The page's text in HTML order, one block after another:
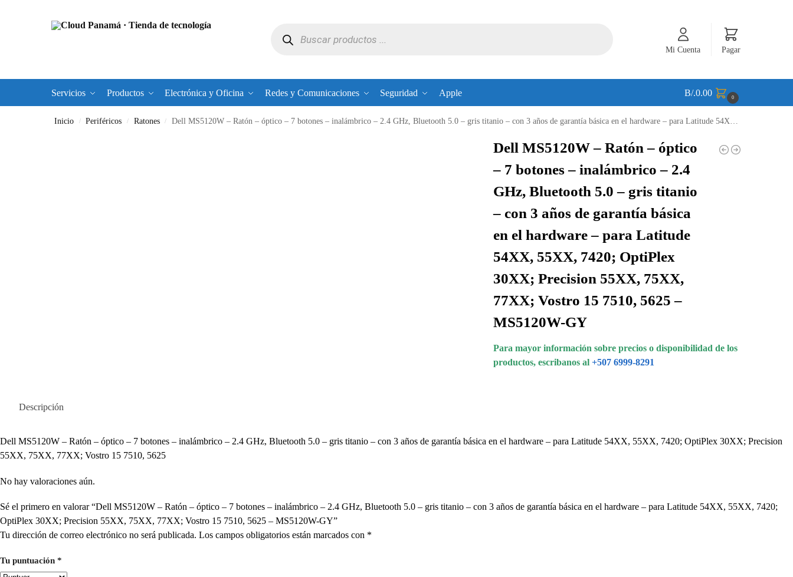
Mi Cuenta Pagar
Servicios Productos Electrónica y Oficina Redes y Comunicaciones Seguridad Apple B/.0.00 0
Inicio / Periféricos / Ratones / Dell MS5120W – Ratón – óptico – 7 botones – inalámbrico – 2.4 GHz, Bluetooth 5.0 – gris titanio – con 3 años de garantía básica en el hardware – para Latitude 54XX, 55XX, 7420; OptiPlex 30XX; Precision 55XX, 75XX, 77XX; Vostro 15 7510, 5625 – MS5120W-GY
Dell MS5120W – Ratón – óptico
– 7 botones – inalámbrico – 2.4
GHz, Bluetooth 5.0 – gris titanio
– con 3 años de garantía básica
en el hardware – para Latitude
54XX, 55XX, 7420; OptiPlex
30XX; Precision 55XX, 75XX,
77XX; Vostro 15 7510, 5625 –
MS5120W-GY
Para mayor información sobre precios o disponibilidad de los
productos, escribanos al +507 6999-8291
Descripción
Dell MS5120W – Ratón – óptico – 7 botones – inalámbrico – 2.4 GHz, Bluetooth 5.0 – gris titanio – con 3 años de garantía básica en el hardware – para Latitude 54XX, 55XX, 7420; OptiPlex 30XX; Precision
55XX, 75XX, 77XX; Vostro 15 7510, 5625
No hay valoraciones aún.
Sé el primero en valorar “Dell MS5120W – Ratón – óptico – 7 botones – inalámbrico – 2.4 GHz, Bluetooth 5.0 – gris titanio – con 3 años de garantía básica en el hardware – para Latitude 54XX, 55XX, 7420;
OptiPlex 30XX; Precision 55XX, 75XX, 77XX; Vostro 15 7510, 5625 – MS5120W-GY”
Tu dirección de correo electrónico no será publicada. Los campos obligatorios están marcados con *
Tu puntuación *